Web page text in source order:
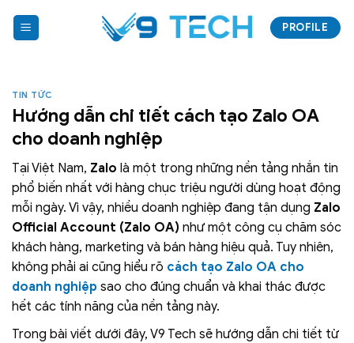
qua
PROFILE
TIN TỨC
Hướng dẫn chi tiết cách tạo Zalo OA
cho doanh nghiệp
Tại Việt Nam, Zalo là một trong những nền tảng nhắn tin
phổ biến nhất với hàng chục triệu người dùng hoạt động
mỗi ngày. Vì vậy, nhiều doanh nghiệp đang tận dụng Zalo
Official Account (Zalo OA) như một công cụ chăm sóc
khách hàng, marketing và bán hàng hiệu quả. Tuy nhiên,
không phải ai cũng hiểu rõ cách tạo Zalo OA cho
doanh nghiệp sao cho đúng chuẩn và khai thác được
hết các tính năng của nền tảng này.
Trong bài viết dưới đây, V9 Tech sẽ hướng dẫn chi tiết từ